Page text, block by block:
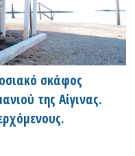
σκάφος
της Αίγινας.